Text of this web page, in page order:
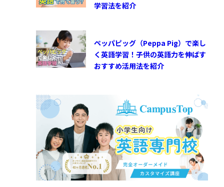
学習法を紹介
ペッパピッグ（Peppa Pig）で楽し
く英語学習！子供の英語力を伸ばす
おすすめ活用法を紹介